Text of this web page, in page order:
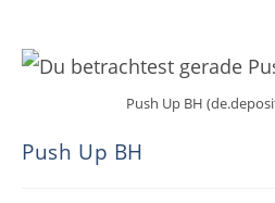
Push Up BH
Push Up BH